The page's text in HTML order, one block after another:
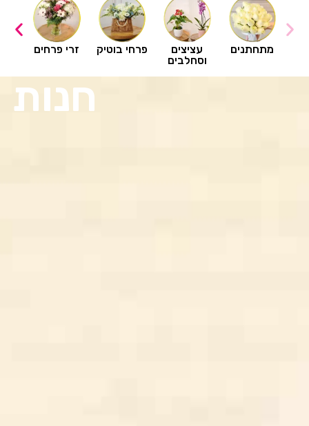
זרי פרחים פרחי בוטיק
עציצים
וסחלבים
מתחתנים
חנות